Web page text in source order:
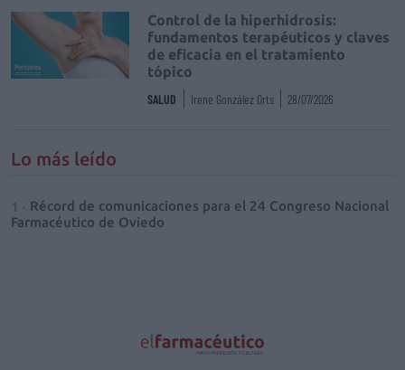
Control de la hiperhidrosis:
fundamentos terapéuticos y claves
de eficacia en el tratamiento
tópico
SALUD Irene González Orts 28/07/2026
Lo más leído
Récord de comunicaciones para el 24 Congreso Nacional
Farmacéutico de Oviedo